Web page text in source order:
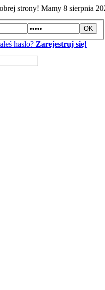
strony! Mamy 8 sierpnia
hasło? Zarejestruj się!